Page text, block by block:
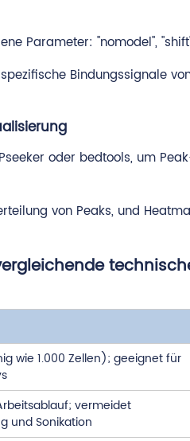
Parameter: "nomodel",
Bindungssignale
oder bedtools, um
von Peaks, und
wie 1.000 Zellen); geeignet für
vermeidet
und Sonikation